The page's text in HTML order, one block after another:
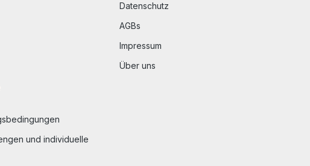
und individuelle
Datenschutz
AGBs
Impressum
Über uns